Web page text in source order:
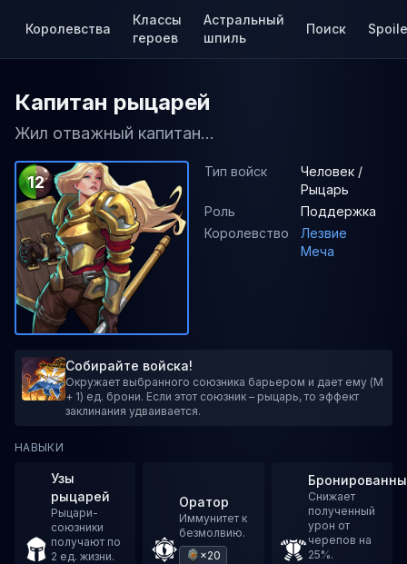
Королевства
Классы
героев
Астральный
шпиль
Поиск
Капитан рыцарей
Жил отважный капитан...
12
Тип войск
Человек /
Рыцарь
Роль
Поддержка
Королевство
Лезвие
Меча
Собирайте войска!
Окружает выбранного союзника барьером и дает ему (M
+ 1) ед. брони. Если этот союзник – рыцарь, то эффект
заклинания удваивается.
НАВЫКИ
Узы
рыцарей
Рыцари-
союзники
получают по
2 ед. жизни.
Оратор
Иммунитет к
безмолвию.
×20
Снижает
полученный
урон от
черепов на
25%.